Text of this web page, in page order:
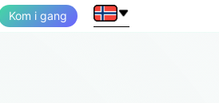
Kom i gang